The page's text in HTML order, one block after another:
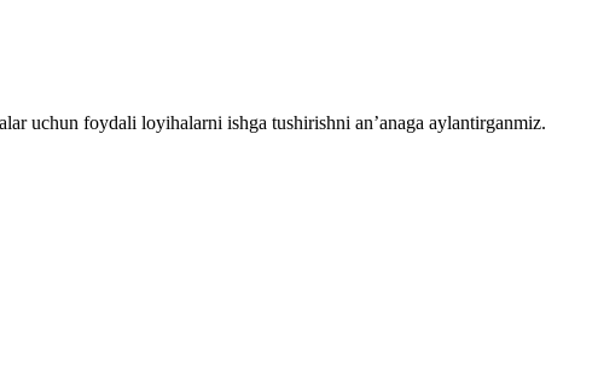
uchun foydali loyihalarni ishga tushirishni an’anaga aylantirganmiz.